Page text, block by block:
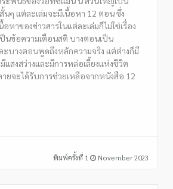
นๆ แต่ละเล่มจะมีเนื้อหา 12 ตอน ซึ่ง
อหาของข่าวสารในแต่ละเล่มก็ไม่ใช่เรื่อง
นข้อความเตือนสติ บางตอนเป็น
ะบางตอนพูดถึงหลักความจริง แต่ต่างก็มี
สงสว่างและมีการหล่อเลี้ยงแห่งชีวิต
ยจะได้รับการช่วยเหลือจากหนังสือ 12
พิมพ์ครั้งที่ 1
November 2023